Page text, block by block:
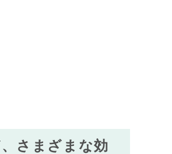
さまざまな効